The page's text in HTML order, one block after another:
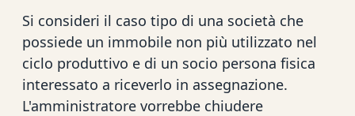
Si consideri il caso tipo di una società che
possiede un immobile non più utilizzato nel
ciclo produttivo e di un socio persona fisica
interessato a riceverlo in assegnazione.
L'amministratore vorrebbe chiudere